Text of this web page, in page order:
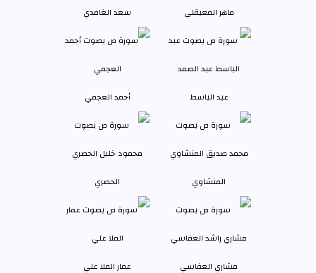
ماهر المعيقلي سعد الغامدي
عبد الباسط أحمد العجمي
المنشاوي الحصري
مشاري العفاسي عمار الملا علي